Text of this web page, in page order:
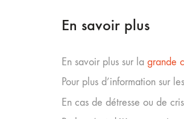
En savoir plus
En savoir plus sur la grande
Pour plus d’information sur
En cas de détresse ou de